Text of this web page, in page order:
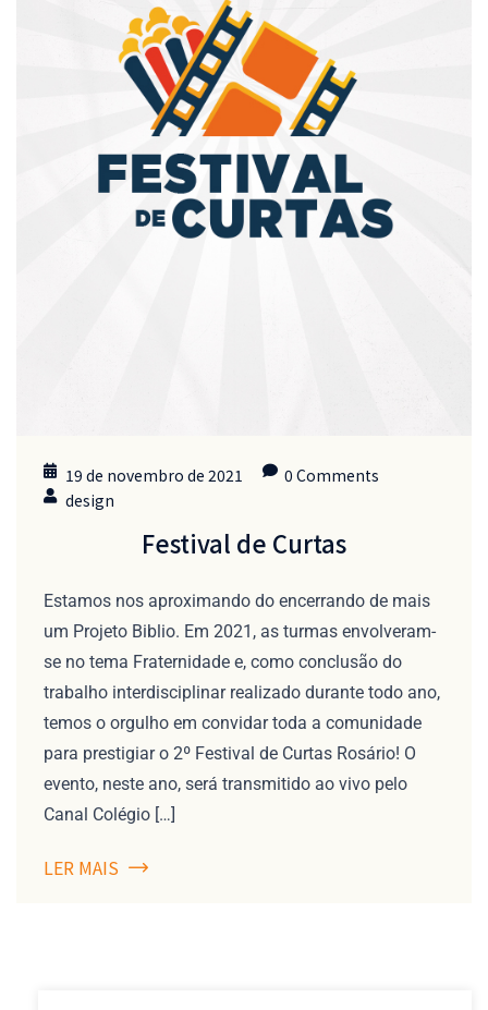
19 de novembro de 2021
0 Comments
design
Festival de Curtas
Estamos nos aproximando do encerrando de mais
um Projeto Biblio. Em 2021, as turmas envolveram-
se no tema Fraternidade e, como conclusão do
trabalho interdisciplinar realizado durante todo ano,
temos o orgulho em convidar toda a comunidade
para prestigiar o 2º Festival de Curtas Rosário! O
evento, neste ano, será transmitido ao vivo pelo
Canal Colégio […]
LER MAIS